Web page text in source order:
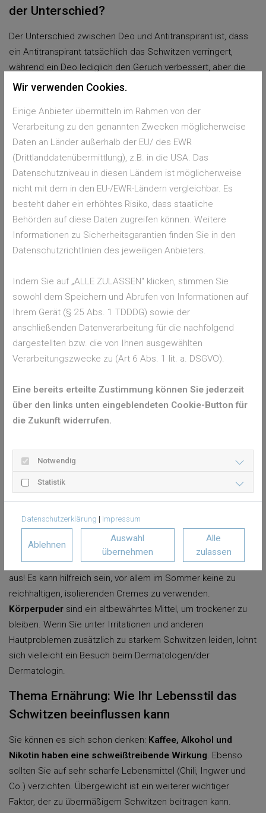
der Unterschied?
Der Unterschied zwischen Deo und Antitranspirant ist, dass
ein Antitranspirant tatsächlich das Schwitzen verringert,
während ein Deo lediglich den Geruch verbessert, aber die
Schweißproduktion selbst nicht beeinflusst. Deodorantien
maskieren oder verhindern. Das tun sie, indem sie die
Bakterien neutralisieren, die Schweiß zersetzen und
dadurch den Geruch verursachen. Andereüberdecken
Geruch lediglich mit Duftstoffen.
Aluminiumsalze
Diese dringen in die Schweißkanäle ein und verengen bzw
verstopfen diese zeitweise. Das reduziert die
sind bei starkem Schwitzen also oft effektiver. Das Aluminium
steht immer wieder zur Diskussion: Es besteht teilweise
Uneinigkeit, ob es
gesundheitlich bedenklich oder harmlos
Thema Kleidung: Welche Kleidungsstücke
Die Kleidung wirkt sich natürlich stark auf die Fähigkeit des
Körpers, die Temperatur zu regulieren, aus. Enge Kleidung
mehr an. Tragen Sielockere, bequeme Kleidungaus
natürlichen Stoffen. Oft wird Leinen statt Baumwolle
empfohlen, weil es Feuchtigkeit nach außen transportiert –
testen Sie am besten, was für Sie persönlich gut funktioniert.
Thema Haut: Unser größtes Organ
Einigen Menschen hilft es, die betroffenen Körperstellen zu
rasieren, andere schwören auf das Gegenteil. Testen Sie es
aus! Es kann hilfreich sein, vor allem im Sommer keine zu
reichhaltigen, isolierenden Cremes zu verwenden.
Körperpuder sind ein altbewährtes Mittel, um trockener zu
bleiben. Wenn Sie unter Irritationen und anderen
Hautproblemen zusätzlich zu starkem Schwitzen leiden, lohnt
sich vielleicht ein Besuch beim Dermatologen/der
Dermatologin.
Thema Ernährung: Wie Ihr Lebensstil das
Schwitzen beeinflussen kann
Sie können es sich schon denken: Kaffee, Alkohol und
Nikotin haben eine schweißtreibende Wirkung. Ebenso
sollten Sie auf sehr scharfe Lebensmittel (Chili, Ingwer und
Co.) verzichten. Übergewicht ist ein weiterer wichtiger
Faktor, der zu übermäßigem Schwitzen beitragen kann.
Wir verwenden Cookies.
Einige Anbieter übermitteln im Rahmen von der
Verarbeitung zu den genannten Zwecken möglicherweise
Daten an Länder außerhalb der EU/ des EWR
(Drittlanddatenübermittlung), z.B. in die USA. Das
Datenschutzniveau in diesen Ländern ist möglicherweise
nicht mit dem in den EU-/EWR-Ländern vergleichbar. Es
besteht daher ein erhöhtes Risiko, dass staatliche
Behörden auf diese Daten zugreifen können. Weitere
Informationen zu Sicherheitsgarantien finden Sie in den
Datenschutzrichtlinien des jeweiligen Anbieters.
Indem Sie auf „ALLE ZULASSEN" klicken, stimmen Sie
sowohl dem Speichern und Abrufen von Informationen auf
Ihrem Gerät (§ 25 Abs. 1 TDDDG) sowie der
anschließenden Datenverarbeitung für die nachfolgend
dargestellten bzw. die von Ihnen ausgewählten
Verarbeitungszwecke zu (Art 6 Abs. 1 lit. a. DSGVO).
Eine bereits erteilte Zustimmung können Sie jederzeit
über den links unten eingeblendeten Cookie-Button für
die Zukunft widerrufen.
Notwendig
Statistik
Datenschutzerklärung | Impressum
Ablehnen
Auswahl
übernehmen
Alle
zulassen